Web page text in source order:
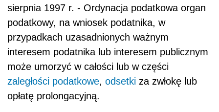
sierpnia 1997 r. - Ordynacja podatkowa organ
podatkowy, na wniosek podatnika, w
przypadkach uzasadnionych ważnym
interesem podatnika lub interesem publicznym
może umorzyć w całości lub w części
zaległości podatkowe, odsetki za zwłokę lub
opłatę prolongacyjną.